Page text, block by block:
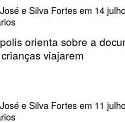
e Silva Fortesem 14
orienta sobre a
viajarem
e Silva Fortesem 11